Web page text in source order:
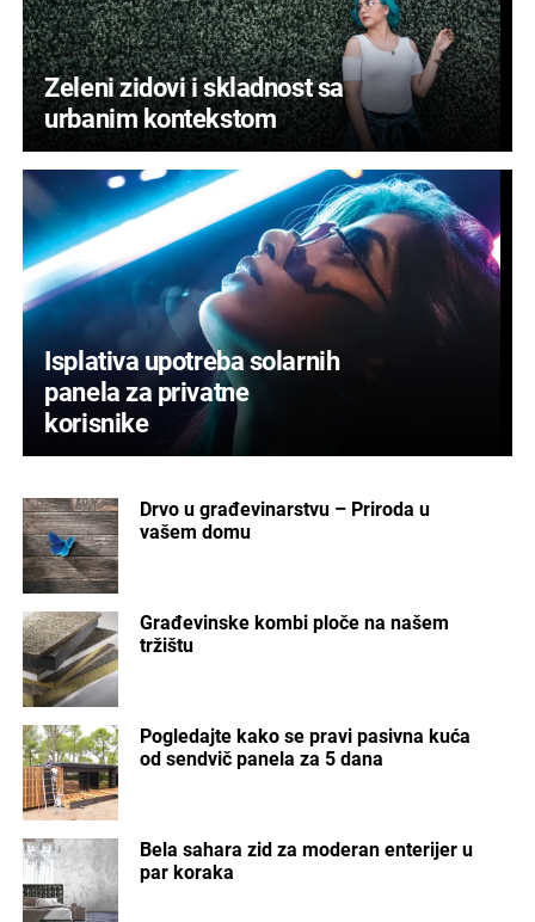
Zeleni zidovi i skladnost sa
urbanim kontekstom
Isplativa upotreba solarnih
panela za privatne
korisnike
Drvo u građevinarstvu – Priroda u
vašem domu
Građevinske kombi ploče na našem
tržištu
Pogledajte kako se pravi pasivna kuća
od sendvič panela za 5 dana
Bela sahara zid za moderan enterijer u
par koraka